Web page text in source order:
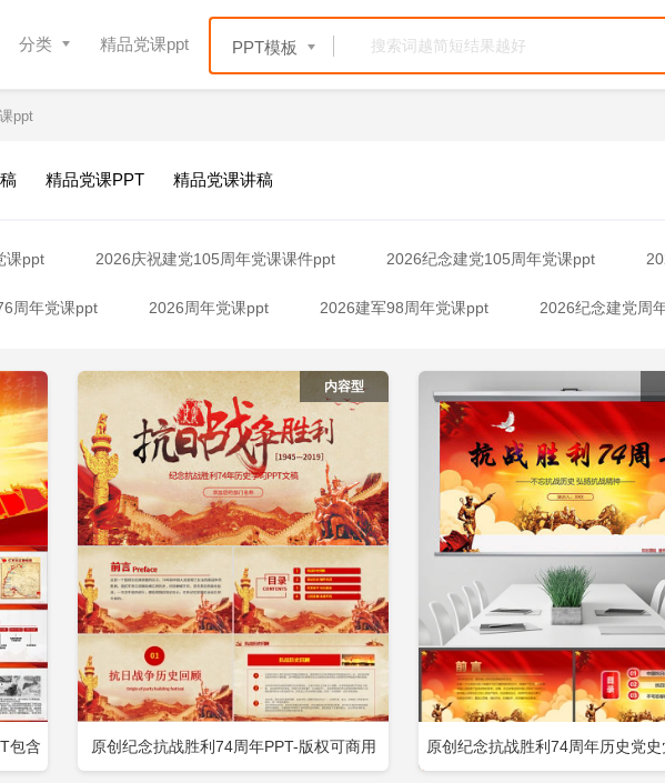
分类 精品党课ppt PPT模板
ppt
精品党课PPT 精品党课讲稿
课ppt 2026庆祝建党105周年党课课件ppt 2026纪念建党105周年党课ppt
周年党课ppt 2026周年党课ppt 2026建军98周年党课ppt 2026纪念建党周
PPT 2026中国抗战精神ppt 2026抗战时期作风建设ppt 2026党课一百零五
教育10周年ppt党课 2026100周年纪律军队党课ppt 2026全民国家安全教育十周
教育走深走实十周年ppt 2026建党周年学习党史ppt 2026全民国家安全教育日10周
教育10周年ppt课件 2026跟党走一百周年ppt 2026全民国家安全教育10周年ppt模
零三周年PPT 2025二十届四中全会精神微党课ppt课件
包含
内容型
原创纪念抗战胜利74周年PPT-版权可商用 原创纪念抗战胜利74周年历史党
载 添加收藏 立即下载 添加收藏 立